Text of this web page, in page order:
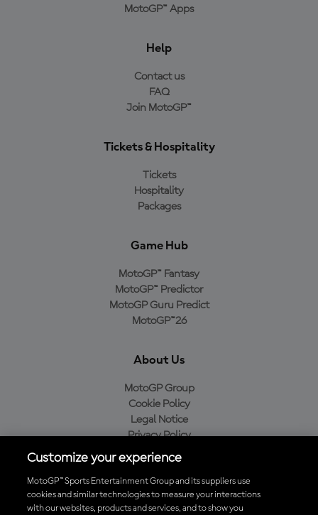
MotoGP™ Apps
Help
Contact us
FAQ
Join MotoGP™
Tickets & Hospitality
Tickets
Hospitality
Packages
Game Hub
MotoGP™ Fantasy
MotoGP™ Predictor
MotoGP Guru Predict
MotoGP™26
About Us
MotoGP Group
Cookie Policy
Legal Notice
Privacy Policy
Purchase Policy
Baixe o aplicativo oficial da MotoGP™
Customize your experience
MotoGP™ Sports Entertainment Group and its suppliers use
cookies and similar technologies to measure your interactions
with our websites, products and services, and to show you